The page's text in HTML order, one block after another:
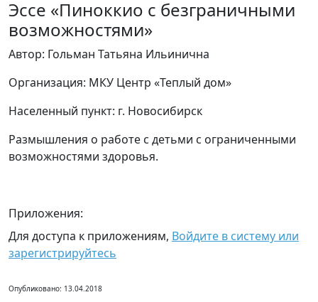
Эссе «Пиноккио с безграничными
возможностями»
Автор: Гольман Татьяна Ильинична
Организация: МКУ Центр «Теплый дом»
Населенный пункт: г. Новосибирск
Размышления о работе с детьми с ограниченными
возможностями здоровья.
Приложения:
Для доступа к приложениям, Войдите в систему или
зарегистрируйтесь
Опубликовано: 13.04.2018